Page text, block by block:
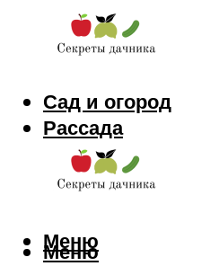
Сад и огород
Рассада
Цветы
Заготовки
Меню
Меню